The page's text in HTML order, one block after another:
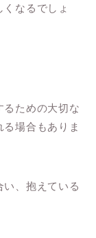
なるでしょ
るための大切な
場合もありま
、抱えている